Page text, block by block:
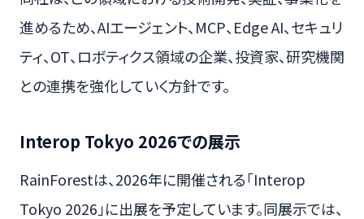
進めるため、AIエージェント、MCP、Edge AI、セキュリ
ティ、OT、ロボティクス領域の企業、投資家、研究機関
との連携を強化していく方針です。
Interop Tokyo 2026での展示
RainForestは、2026年に開催される「Interop
Tokyo 2026」に出展を予定しています。同展示では、